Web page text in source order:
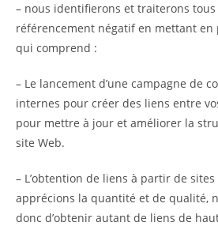
– nous identifierons et traiterons
référencement négatif en mettant
qui comprend :
– Le lancement d’une campagne de
internes pour créer des liens entre
pour mettre à jour et améliorer la
site Web.
– L’obtention de liens à partir de
apprécions la quantité et de qualité,
donc d’obtenir autant de liens de